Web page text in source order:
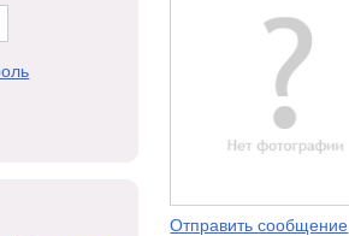
Отправить сообщение